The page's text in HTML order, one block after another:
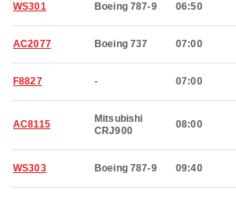
WS301 Boeing 787-9 06:50
AC2077 Boeing 737 07:00
F8827 - 07:00
AC8115
Mitsubishi
CRJ900
08:00
WS303 Boeing 787-9 09:40